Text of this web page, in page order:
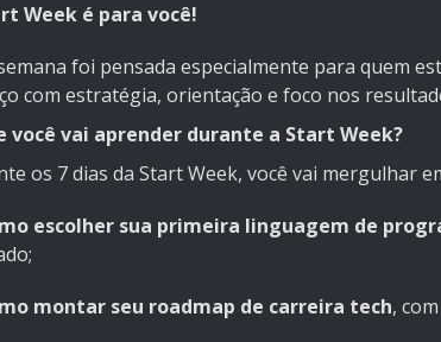
Week é para você!
foi pensada especialmente para quem
com estratégia, orientação e foco nos
você vai aprender durante a Start Week?
os 7 dias da Start Week, você vai mergulhar
escolher sua primeira linguagem de
montar seu roadmap de carreira tech,